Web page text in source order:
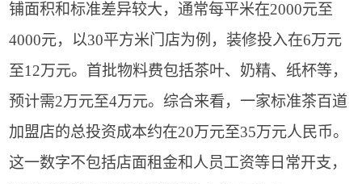
铺面积和标准差异较大，通常每平米在2000元至
4000元，以30平方米门店为例，装修投入在6万元
至12万元。首批物料费包括茶叶、奶精、纸杯等，
预计需2万元至4万元。综合来看，一家标准茶百道
加盟店的总投资成本约在20万元至35万元人民币。
这一数字不包括店面租金和人员工资等日常开支，